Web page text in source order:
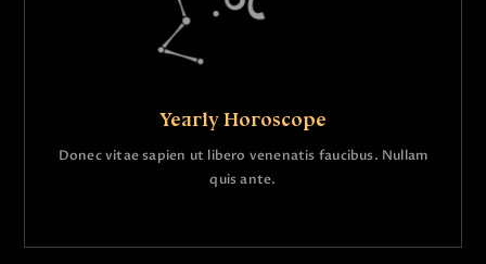
Yearly Horoscope
Donec vitae sapien ut libero venenatis faucibus. Nullam
quis ante.